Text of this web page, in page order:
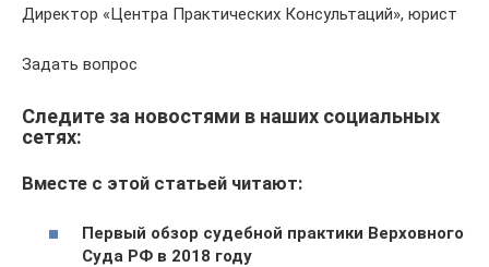
Директор «Центра Практических Консультаций», юрист
Задать вопрос
Следите за новостями в наших социальных
сетях:
Вместе с этой статьей читают:
Первый обзор судебной практики Верховного
Суда РФ в 2018 году